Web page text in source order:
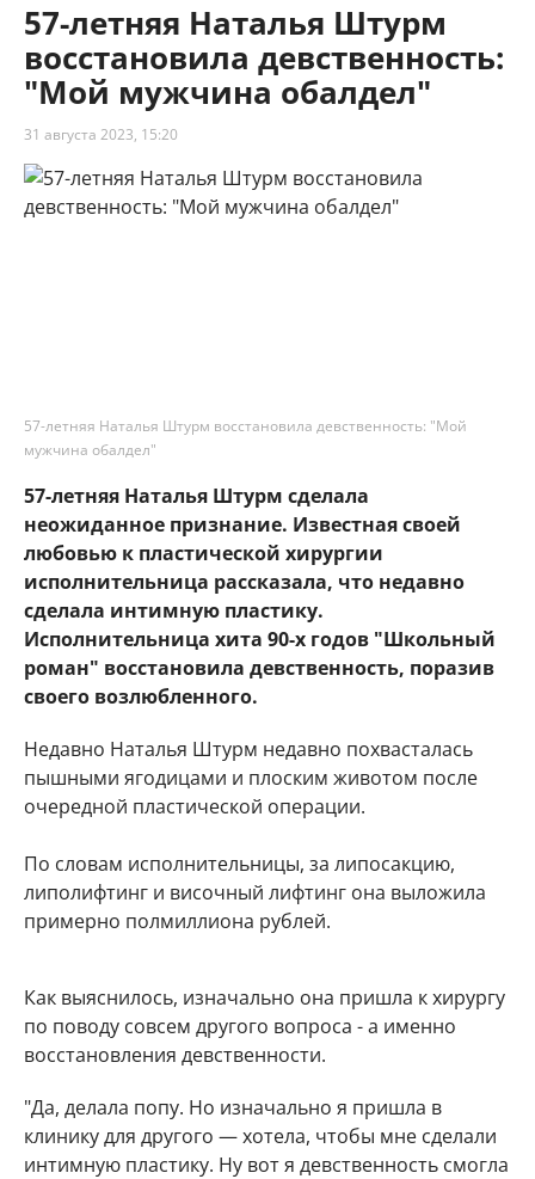
57-летняя Наталья Штурм
восстановила девственность:
"Мой мужчина обалдел"
31 августа 2023, 15:20
57-летняя Наталья Штурм восстановила девственность: "Мой
мужчина обалдел"
57-летняя Наталья Штурм сделала
неожиданное признание. Известная своей
любовью к пластической хирургии
исполнительница рассказала, что недавно
сделала интимную пластику.
Исполнительница хита 90-х годов "Школьный
роман" восстановила девственность, поразив
своего возлюбленного.
Недавно Наталья Штурм недавно похвасталась
пышными ягодицами и плоским животом после
очередной пластической операции.
По словам исполнительницы, за липосакцию,
липолифтинг и височный лифтинг она выложила
примерно полмиллиона рублей.
Как выяснилось, изначально она пришла к хирургу
по поводу совсем другого вопроса - а именно
восстановления девственности.
"Да, делала попу. Но изначально я пришла в
клинику для другого — хотела, чтобы мне сделали
интимную пластику. Ну вот я девственность смогла